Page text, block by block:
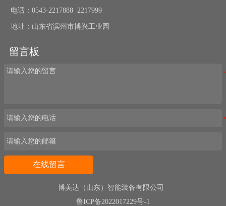
电话：0543-2217888 2217999
地址：山东省滨州市博兴工业园
留言板
在线留言
博美达（山东）智能装备有限公司
鲁ICP备2022017229号-1